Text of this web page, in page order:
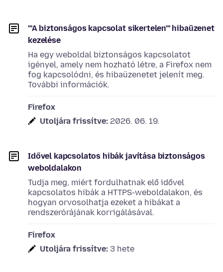
'''A biztonságos kapcsolat sikertelen''' hibaüzenet
kezelése
Ha egy weboldal biztonságos kapcsolatot
igényel, amely nem hozható létre, a Firefox nem
fog kapcsolódni, és hibaüzenetet jelenít meg.
További információk.
Firefox
Utoljára frissítve: 2026. 06. 19.
Idővel kapcsolatos hibák javítása biztonságos
weboldalakon
Tudja meg, miért fordulhatnak elő idővel
kapcsolatos hibák a HTTPS-weboldalakon, és
hogyan orvosolhatja ezeket a hibákat a
rendszerórájának korrigálásával.
Firefox
Utoljára frissítve: 3 hete